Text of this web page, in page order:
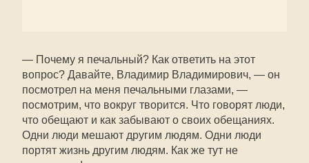
— Почему я печальный? Как ответить на этот
вопрос? Давайте, Владимир Владимирович, — он
посмотрел на меня печальными глазами, —
посмотрим, что вокруг творится. Что говорят люди,
что обещают и как забывают о своих обещаниях.
Одни люди мешают другим людям. Одни люди
портят жизнь другим людям. Как же тут не